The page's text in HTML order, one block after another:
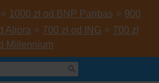
⭐ 1000 zł od BNP Paribas ⭐ 900
Aliora ⭐ 700 zł od ING ⭐ 700 zł
Millennium